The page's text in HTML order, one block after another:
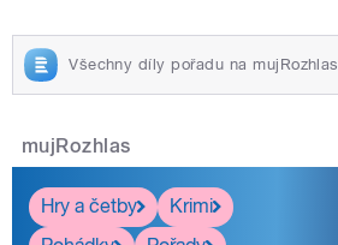
Všechny díly pořadu na mujRozhlas
mujRozhlas
Hry a četby
Krimi